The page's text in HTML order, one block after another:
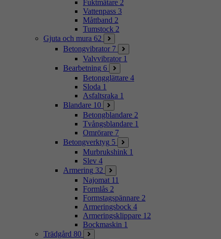
Fuktmätare 2
Vattenpass 3
Måttband 2
Tumstock 2
Gjuta och mura 62
Betongvibrator 7
Valvvibrator 1
Bearbetning 6
Betongglättare 4
Sloda 1
Asfaltsraka 1
Blandare 10
Betongblandare 2
Tvångsblandare 1
Omrörare 7
Betongverktyg 5
Murbrukshink 1
Slev 4
Armering 32
Najomat 11
Formlås 2
Formstagspännare 2
Armeringsbock 4
Armeringsklippare 12
Bockmaskin 1
Trädgård 80